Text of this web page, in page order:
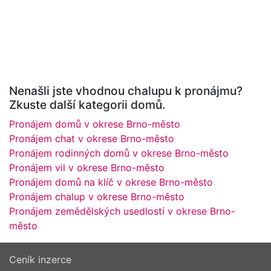
Nenašli jste vhodnou chalupu k pronájmu?
Zkuste další kategorii domů.
Pronájem domů v okrese Brno-město
Pronájem chat v okrese Brno-město
Pronájem rodinných domů v okrese Brno-město
Pronájem vil v okrese Brno-město
Pronájem domů na klíč v okrese Brno-město
Pronájem chalup v okrese Brno-město
Pronájem zemědělských usedlostí v okrese Brno-
město
Ceník inzerce